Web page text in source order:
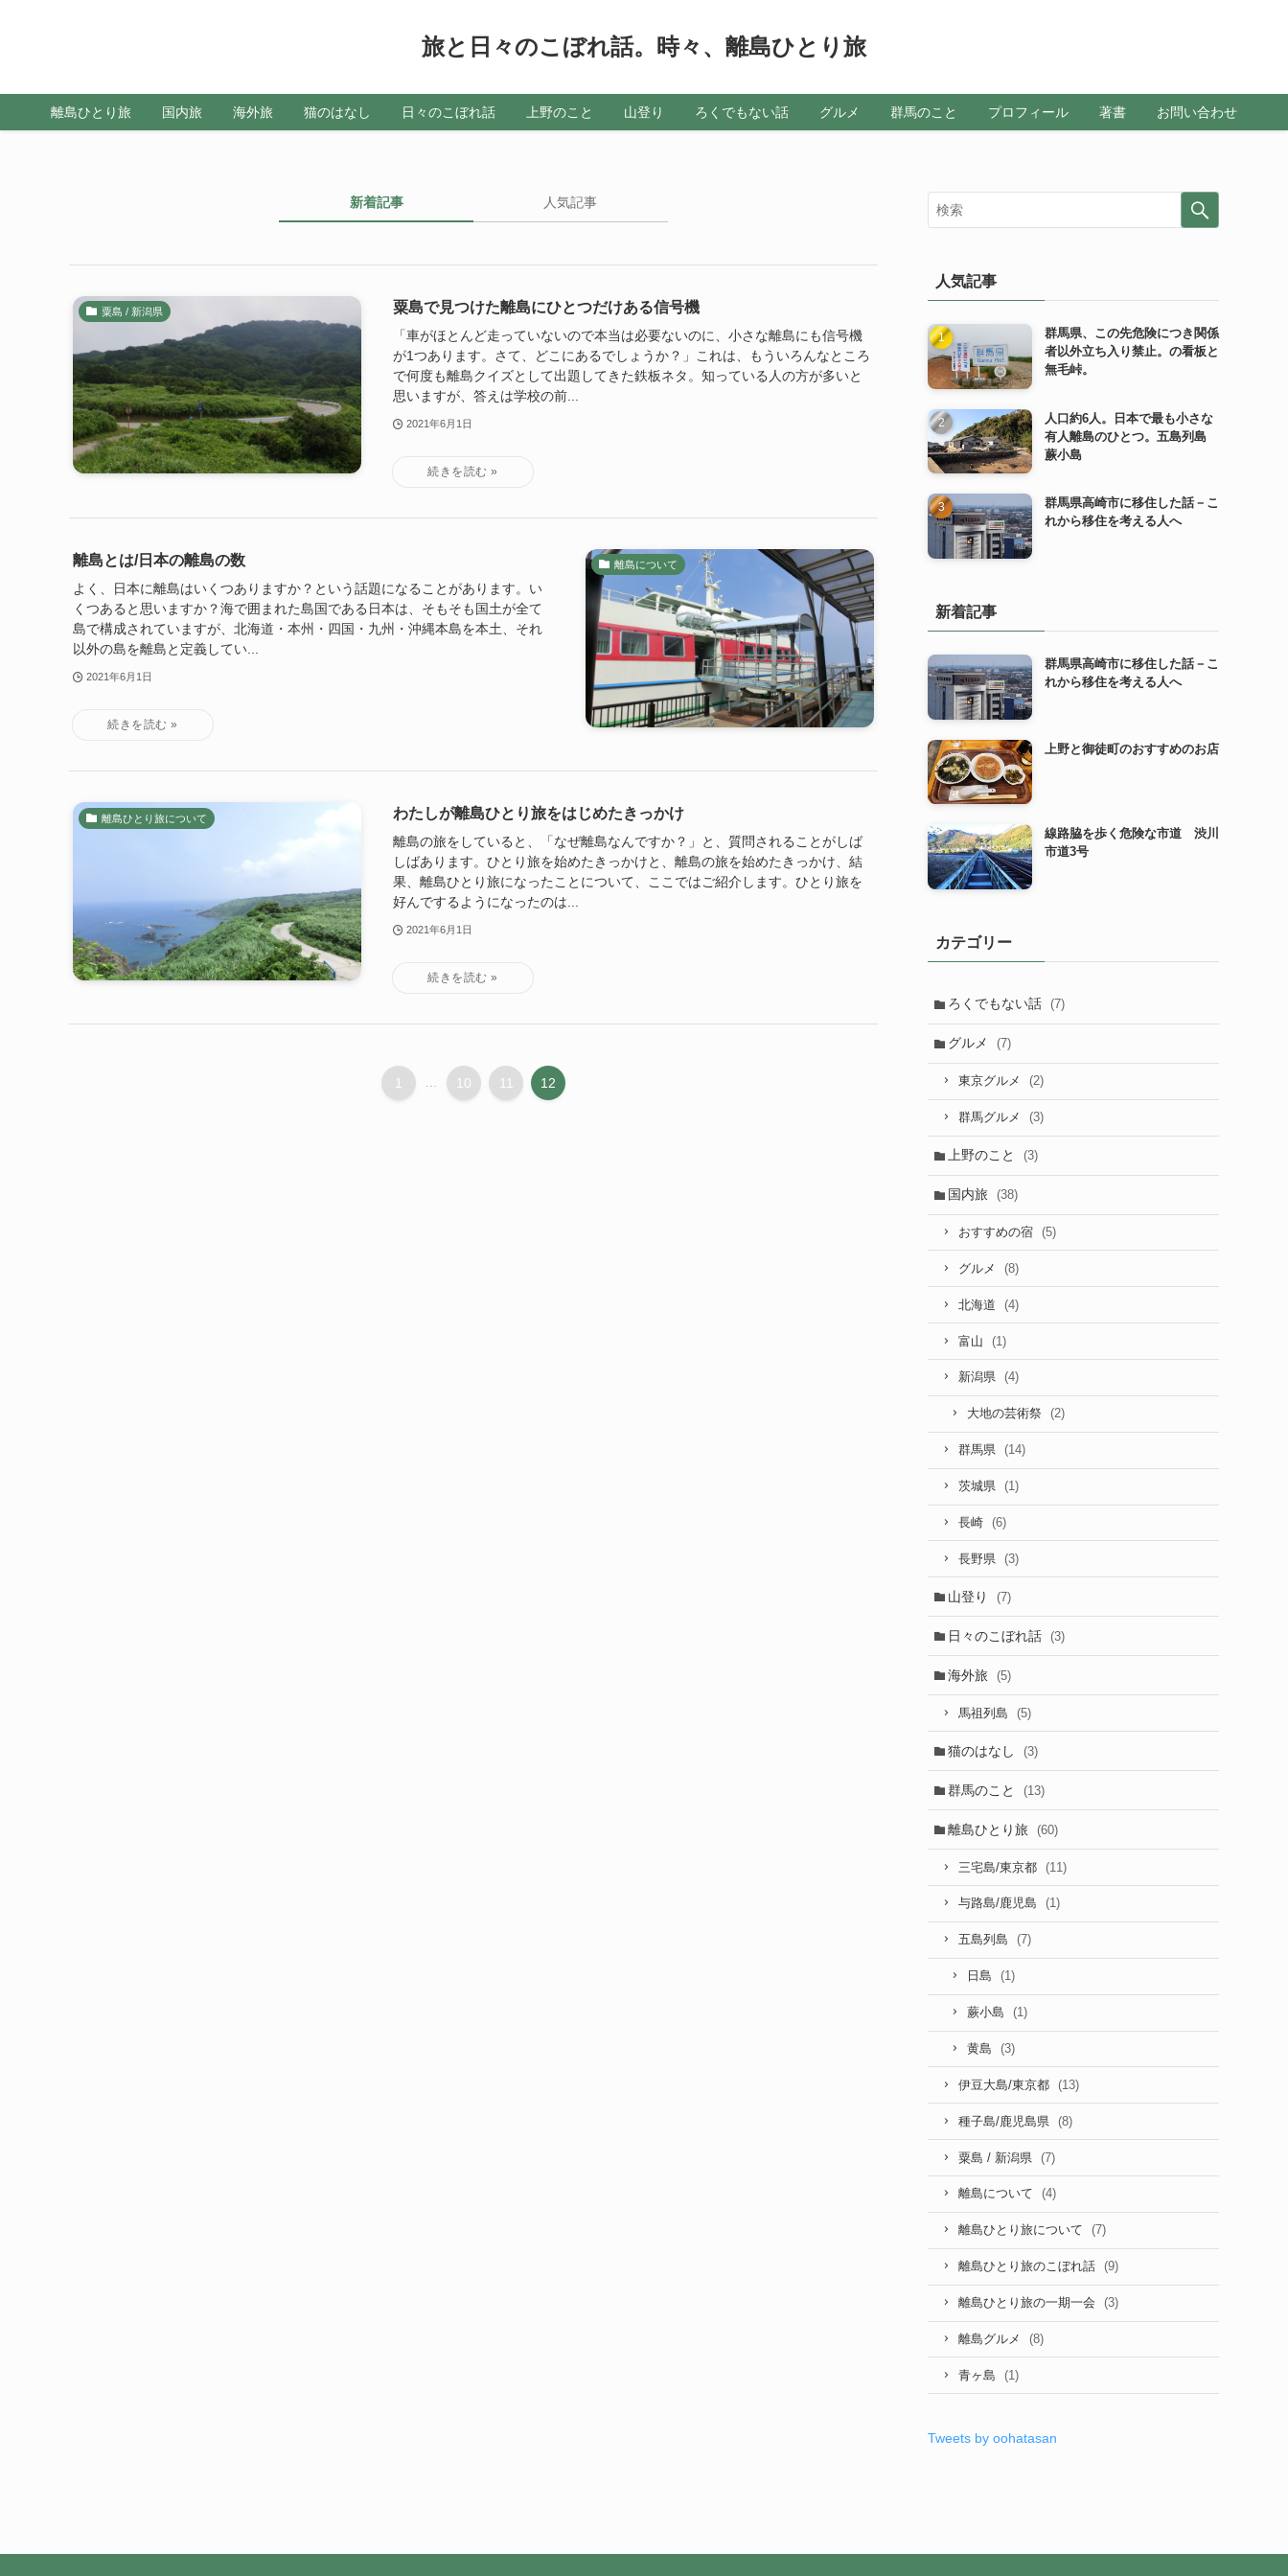
旅と日々のこぼれ話。時々、離島ひとり旅
離島ひとり旅 国内旅 海外旅 猫のはなし 日々のこぼれ話 上野のこと 山登り ろくでもない話 グルメ 群馬のこと プロフィール 著書 お問い合わせ
新着記事 人気記事
粟島 / 新潟県 粟島で見つけた離島にひとつだけある信号機
「車がほとんど走っていないので本当は必要ないのに、小さな離島にも信号機
が1つあります。さて、どこにあるでしょうか？」これは、もういろんなところ
で何度も離島クイズとして出題してきた鉄板ネタ。知っている人の方が多いと
思いますが、答えは学校の前...
2021年6月1日
離島について
離島とは/日本の離島の数
よく、日本に離島はいくつありますか？という話題になることがあります。い
くつあると思いますか？海で囲まれた島国である日本は、そもそも国土が全て
島で構成されていますが、北海道・本州・四国・九州・沖縄本島を本土、それ
以外の島を離島と定義してい...
2021年6月1日
離島ひとり旅について わたしが離島ひとり旅をはじめたきっかけ
離島の旅をしていると、「なぜ離島なんですか？」と、質問されることがしば
しばあります。ひとり旅を始めたきっかけと、離島の旅を始めたきっかけ、結
果、離島ひとり旅になったことについて、ここではご紹介します。ひとり旅を
好んでするようになったのは...
2021年6月1日
1 ... 10 11 12
人気記事
群馬県、この先危険につき関係
者以外立ち入り禁止。の看板と
無毛峠。
人口約6人。日本で最も小さな
有人離島のひとつ。五島列島
蕨小島
群馬県高崎市に移住した話－こ
れから移住を考える人へ
新着記事
群馬県高崎市に移住した話－こ
れから移住を考える人へ
上野と御徒町のおすすめのお店
線路脇を歩く危険な市道 渋川
市道3号
カテゴリー
ろくでもない話 (7)
グルメ (7)
東京グルメ (2)
群馬グルメ (3)
上野のこと (3)
国内旅 (38)
おすすめの宿 (5)
グルメ (8)
北海道 (4)
富山 (1)
新潟県 (4)
大地の芸術祭 (2)
群馬県 (14)
茨城県 (1)
長崎 (6)
長野県 (3)
山登り (7)
日々のこぼれ話 (3)
海外旅 (5)
馬祖列島 (5)
猫のはなし (3)
群馬のこと (13)
離島ひとり旅 (60)
三宅島/東京都 (11)
与路島/鹿児島 (1)
五島列島 (7)
日島 (1)
蕨小島 (1)
黄島 (3)
伊豆大島/東京都 (13)
種子島/鹿児島県 (8)
粟島 / 新潟県 (7)
離島について (4)
離島ひとり旅について (7)
離島ひとり旅のこぼれ話 (9)
離島ひとり旅の一期一会 (3)
離島グルメ (8)
青ヶ島 (1)
Tweets by oohatasan